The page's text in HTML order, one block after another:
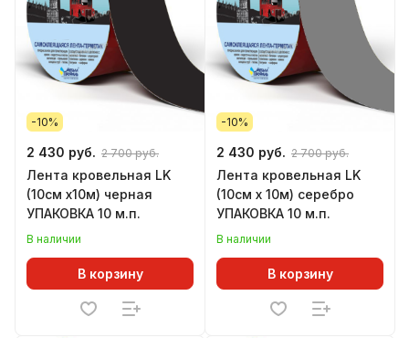
-10%
2 430 руб. 2 700 руб.
Лента кровельная LK
(10см х10м) черная
УПАКОВКА 10 м.п.
В наличии
В корзину
-10%
2 430 руб. 2 700 руб.
Лента кровельная LK
(10см х 10м) серебро
УПАКОВКА 10 м.п.
В наличии
В корзину